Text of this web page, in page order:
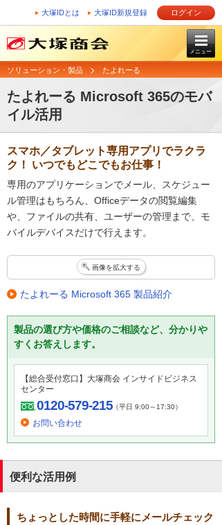
大塚IDとは 大塚ID新規登録 ログイン
メニュー
ソリューション・製品 たよれーる
たよれーる Microsoft 365のモバ
イル活用
スマホ／タブレット専用アプリでラクラ
ク！ いつでもどこでもお仕事！
専用のアプリケーションでメール、スケジュー
ル管理はもちろん、Officeデータの閲覧編集
や、ファイルの共有、ユーザーの管理まで、モ
バイルデバイスだけで行えます。
画像を拡大する
たよれーる Microsoft 365 製品紹介
製品の選び方や価格のご相談など、分かりや
すくお答えします。
【総合受付窓口】大塚商会 インサイドビジネス
センター
0120-579-215（平日 9:00～17:30）
お問い合わせ
便利な活用例
ちょっとした時間に手軽にメールチェック